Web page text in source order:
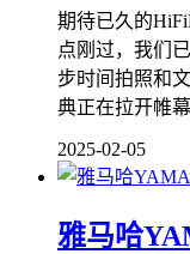
期待已久的
点刚过，我们
步时间拍照和
典正在拉开帷
2025-02-05
雅马哈